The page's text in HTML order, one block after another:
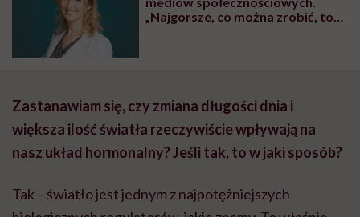
„Najgorsze, co można zrobić, to
Zastanawiam się, czy zmiana długości dnia i
większa ilość światła rzeczywiście wpływają na
nasz układ hormonalny? Jeśli tak, to w jaki sposób?
Tak – światło jest jednym z najpotężniejszych